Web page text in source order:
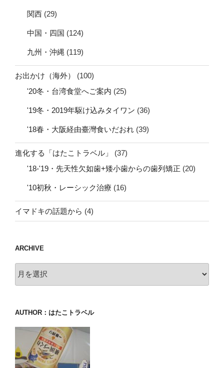
関西 (29)
中国・四国 (124)
九州・沖縄 (119)
お出かけ（海外）
(100)
'20冬・台湾食堂へご案内 (25)
'19冬・2019年駆け込みタイワン (36)
'18春・大阪経由臺灣食いだおれ (39)
進化する「はたこトラベル」
(37)
'18-'19・先天性欠如歯+矮小歯からの歯列矯正 (20)
'10初秋・レーシック治療 (16)
イマドキの話題から (4)
ARCHIVE
AUTHOR：はたこトラベル